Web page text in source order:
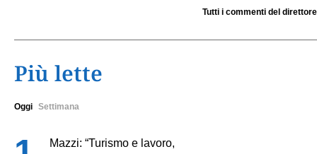
Tutti i commenti del direttore
Più lette
Oggi Settimana
Mazzi: “Turismo e lavoro,